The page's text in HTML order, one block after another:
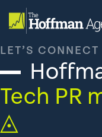
content
LET’S CONNECT
Tech PR
◬